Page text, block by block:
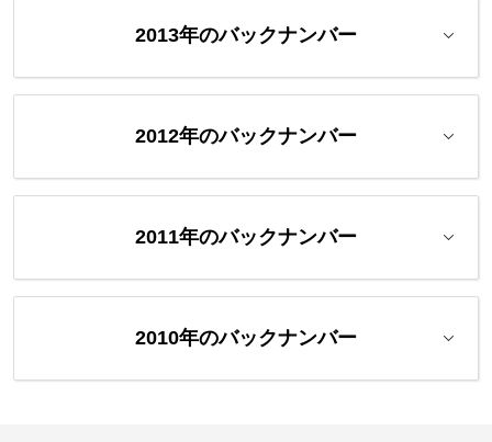
2013年のバックナンバー
2012年のバックナンバー
2011年のバックナンバー
2010年のバックナンバー